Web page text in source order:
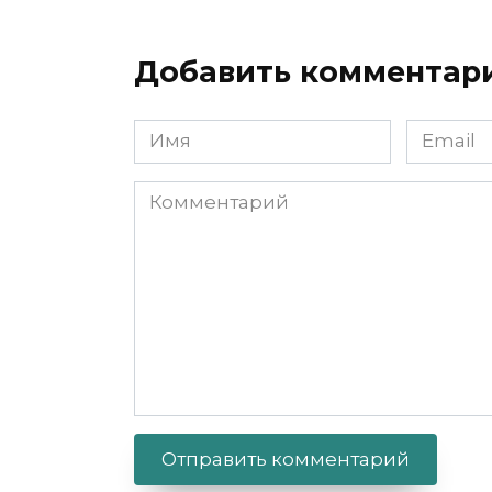
Добавить
Имя Email
Комментарий